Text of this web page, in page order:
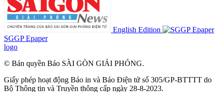
English Edition
SGGP Epaper
logo
© Bản quyền Báo SÀI GÒN GIẢI PHÓNG.
Giấy phép hoạt động Báo in và Báo Điện tử số 305/GP-BTTTT do
Bộ Thông tin và Truyền thông cấp ngày 28-8-2023.